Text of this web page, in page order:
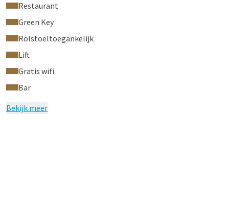
Restaurant
Green Key
Rolstoeltoegankelijk
Lift
Gratis wifi
Bar
Bekijk meer